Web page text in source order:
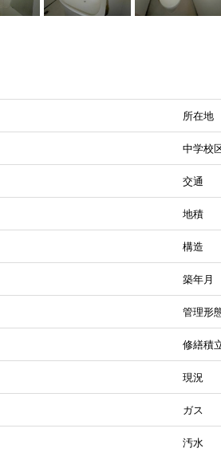
所在地
中学校
交通
地積
構造
築年月
管理形
修繕積
現況
ガス
汚水